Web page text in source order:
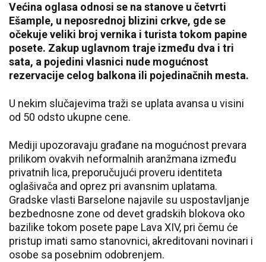
Većina oglasa odnosi se na stanove u četvrti
Ešample, u neposrednoj blizini crkve, gde se
očekuje veliki broj vernika i turista tokom papine
posete. Zakup uglavnom traje između dva i tri
sata, a pojedini vlasnici nude mogućnost
rezervacije celog balkona ili pojedinačnih mesta.
U nekim slučajevima traži se uplata avansa u visini
od 50 odsto ukupne cene.
Mediji upozoravaju građane na mogućnost prevara
prilikom ovakvih neformalnih aranžmana između
privatnih lica, preporučujući proveru identiteta
oglašivača and oprez pri avansnim uplatama.
Gradske vlasti Barselone najavile su uspostavljanje
bezbednosne zone od devet gradskih blokova oko
bazilike tokom posete pape Lava XIV, pri čemu će
pristup imati samo stanovnici, akreditovani novinari i
osobe sa posebnim odobrenjem.